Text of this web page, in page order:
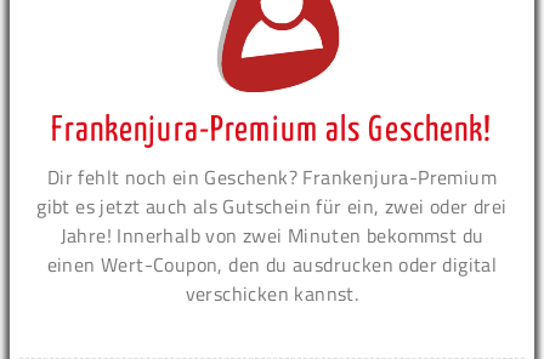
Frankenjura-Premium als Geschenk!
Dir fehlt noch ein Geschenk? Frankenjura-Premium
gibt es jetzt auch als Gutschein für ein, zwei oder drei
Jahre! Innerhalb von zwei Minuten bekommst du
einen Wert-Coupon, den du ausdrucken oder digital
verschicken kannst.